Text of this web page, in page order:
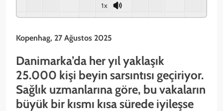
1x
Kopenhag, 27 Ağustos 2025
Danimarka’da her yıl yaklaşık
25.000 kişi beyin sarsıntısı geçiriyor.
Sağlık uzmanlarına göre, bu vakaların
büyük bir kısmı kısa sürede iyileşse